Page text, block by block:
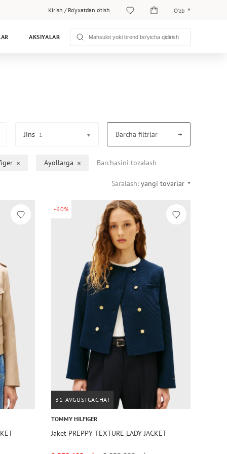
Kirish / Ro‘yxatdan o‘tish O‘zb
Рус
AKSIYALAR
Jins 1 Barcha filtrlar
Ayollarga Barchasini tozalash
Saralash: yangi tovarlar
-60%
31-AVGUSTGACHA!
TOMMY HILFIGER
Jaket PREPPY TEXTURE LADY JACKET